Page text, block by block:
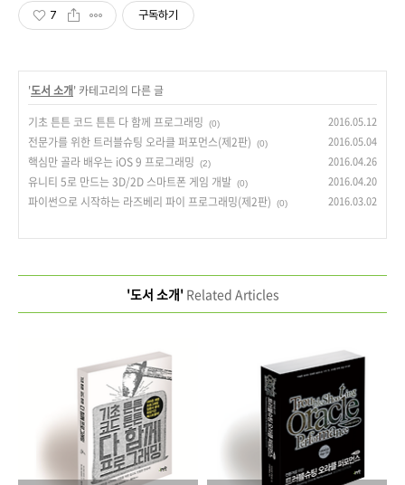
7 구독하기
'도서 소개' 카테고리의 다른 글
기초 튼튼 코드 튼튼 다 함께 프로그래밍
(0) 2016.05.12
전문가를 위한 트러블슈팅 오라클 퍼포먼스(제2판) (0) 2016.05.04
핵심만 골라 배우는 iOS 9 프로그래밍 (2) 2016.04.26
유니티 5로 만드는 3D/2D 스마트폰 게임 개발 (0) 2016.04.20
파이썬으로 시작하는 라즈베리 파이 프로그래밍(제2판) (0) 2016.03.02
'도서 소개'Related Articles